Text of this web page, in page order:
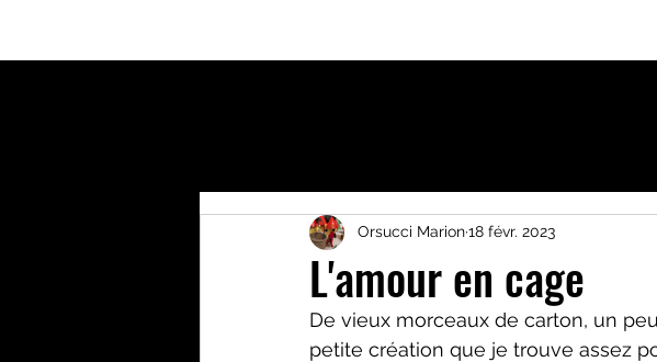
L'amour en cage
Orsucci Marion18 févr. 2023
De vieux morceaux de carton, un
petite création que je trouve assez